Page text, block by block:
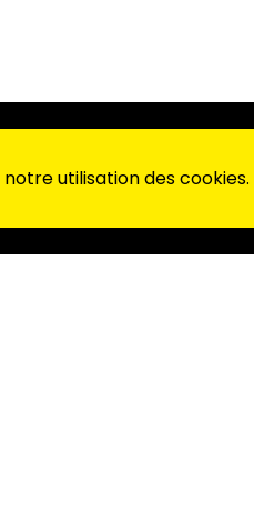
utilisation des cookies.